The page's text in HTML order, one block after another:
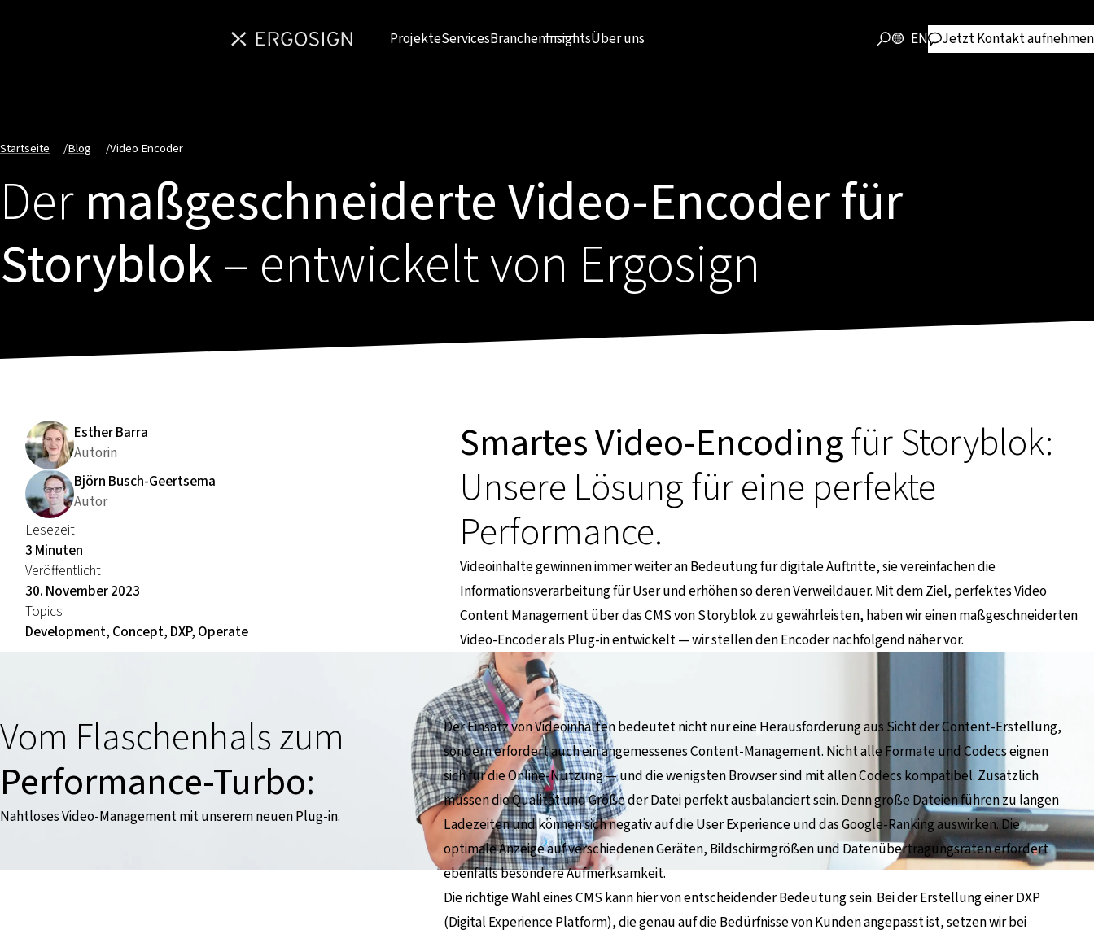
ProjekteServicesBranchenInsightsÜber uns EN Jetzt Kontakt aufnehmen
Startseite /Blog /Video Encoder
Dermaßgeschneiderte Video-Encoder für
Storyblok– entwickelt von Ergosign
Esther Barra
Autorin
Björn Busch-Geertsema
Autor
Lesezeit
3 Minuten
Veröffentlicht
30. November 2023
Topics
Development, Concept, DXP, Operate
Smartes Video-Encodingfür Storyblok:
Unsere Lösung für eine perfekte
Performance.
Videoinhalte gewinnen immer weiter an Bedeutung für digitale Auftritte, sie vereinfachen die
Informationsverarbeitung für User und erhöhen so deren Verweildauer. Mit dem Ziel, perfektes Video
Content Management über das CMS von Storyblok zu gewährleisten, haben wir einen maßgeschneiderten
Video-Encoder als Plug-in entwickelt — wir stellen den Encoder nachfolgend näher vor.
Vom Flaschenhals zum
Performance-Turbo:
Nahtloses Video-Management mit unserem neuen Plug-in.
Der Einsatz von Videoinhalten bedeutet nicht nur eine Herausforderung aus Sicht der Content-Erstellung,
sondern erfordert auch ein angemessenes Content-Management. Nicht alle Formate und Codecs eignen
sich für die Online-Nutzung — und die wenigsten Browser sind mit allen Codecs kompatibel. Zusätzlich
müssen die Qualität und Größe der Datei perfekt ausbalanciert sein. Denn große Dateien führen zu langen
Ladezeiten und können sich negativ auf die User Experience und das Google-Ranking auswirken. Die
optimale Anzeige auf verschiedenen Geräten, Bildschirmgrößen und Datenübertragungsraten erfordert
ebenfalls besondere Aufmerksamkeit.
Die richtige Wahl eines CMS kann hier von entscheidender Bedeutung sein. Bei der Erstellung einer DXP
(Digital Experience Platform), die genau auf die Bedürfnisse von Kunden angepasst ist, setzen wir bei